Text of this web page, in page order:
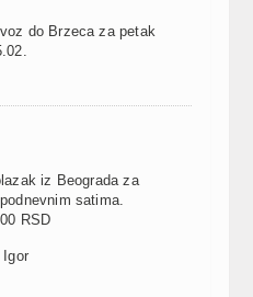
do Brzeca za petak
iz Beograda za
satima.
RSD
Igor